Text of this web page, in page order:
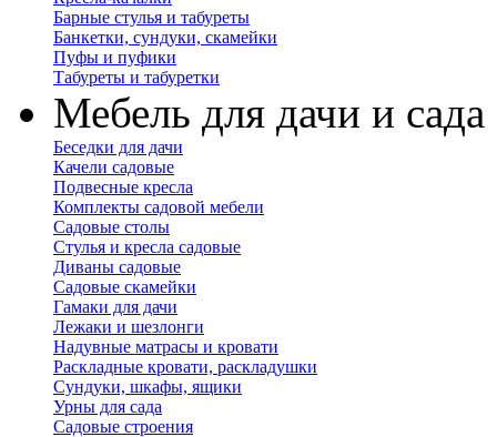
Барные стулья и табуреты
Банкетки, сундуки, скамейки
Пуфы и пуфики
Табуреты и табуретки
Мебель для дачи и сада
Беседки для дачи
Качели садовые
Подвесные кресла
Комплекты садовой мебели
Садовые столы
Стулья и кресла садовые
Диваны садовые
Садовые скамейки
Гамаки для дачи
Лежаки и шезлонги
Надувные матрасы и кровати
Раскладные кровати, раскладушки
Сундуки, шкафы, ящики
Урны для сада
Садовые строения